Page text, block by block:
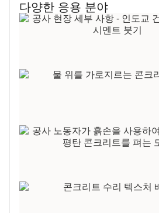
다양한 응용 분야